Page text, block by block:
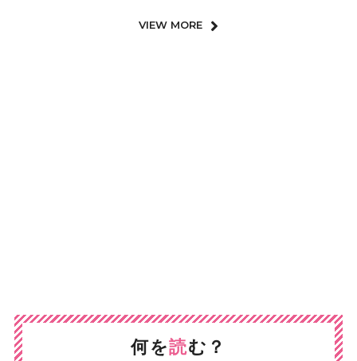
VIEW MORE
何を読む？